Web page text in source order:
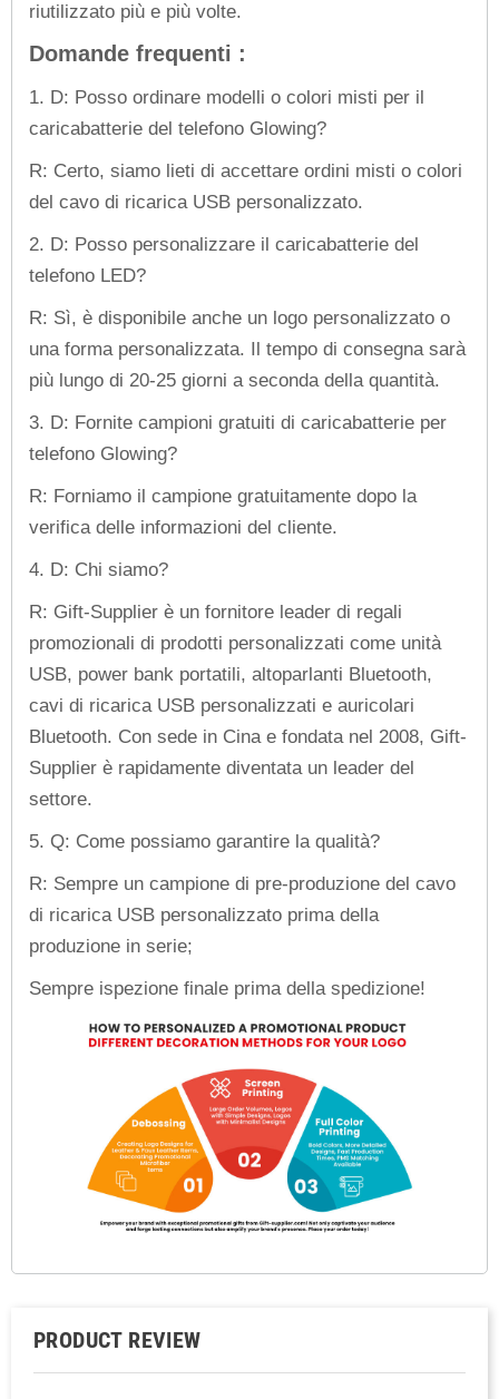
riutilizzato più e più volte.
Domande frequenti :
1. D: Posso ordinare modelli o colori misti per il
caricabatterie del telefono Glowing?
R: Certo, siamo lieti di accettare ordini misti o colori
del cavo di ricarica USB personalizzato.
2. D: Posso personalizzare il caricabatterie del
telefono LED?
R: Sì, è disponibile anche un logo personalizzato o
una forma personalizzata. Il tempo di consegna sarà
più lungo di 20-25 giorni a seconda della quantità.
3. D: Fornite campioni gratuiti di caricabatterie per
telefono Glowing?
R: Forniamo il campione gratuitamente dopo la
verifica delle informazioni del cliente.
4. D: Chi siamo?
R: Gift-Supplier è un fornitore leader di regali
promozionali di prodotti personalizzati come unità
USB, power bank portatili, altoparlanti Bluetooth,
cavi di ricarica USB personalizzati e auricolari
Bluetooth. Con sede in Cina e fondata nel 2008, Gift-
Supplier è rapidamente diventata un leader del
settore.
5. Q: Come possiamo garantire la qualità?
R: Sempre un campione di pre-produzione del cavo
di ricarica USB personalizzato prima della
produzione in serie;
Sempre ispezione finale prima della spedizione!
PRODUCT REVIEW